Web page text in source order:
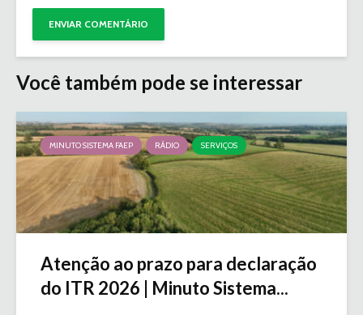
Você também pode se interessar
MINUTO SISTEMA FAEP RÁDIO SERVIÇOS
Atenção ao prazo para declaração
do ITR 2026 | Minuto Sistema...